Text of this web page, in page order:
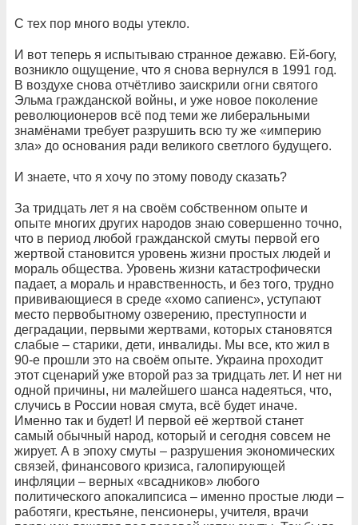
С тех пор много воды утекло.
И вот теперь я испытываю странное дежавю. Ей-богу,
возникло ощущение, что я снова вернулся в 1991 год.
В воздухе снова отчётливо заискрили огни святого
Эльма гражданской войны, и уже новое поколение
революционеров всё под теми же либеральными
знамёнами требует разрушить всю ту же «империю
зла» до основания ради великого светлого будущего.
И знаете, что я хочу по этому поводу сказать?
За тридцать лет я на своём собственном опыте и
опыте многих других народов знаю совершенно точно,
что в период любой гражданской смуты первой его
жертвой становится уровень жизни простых людей и
мораль общества. Уровень жизни катастрофически
падает, а мораль и нравственность, и без того, трудно
прививающиеся в среде «хомо сапиенс», уступают
место первобытному озверению, преступности и
деградации, первыми жертвами, которых становятся
слабые – старики, дети, инвалиды. Мы все, кто жил в
90-е прошли это на своём опыте. Украина проходит
этот сценарий уже второй раз за тридцать лет. И нет ни
одной причины, ни малейшего шанса надеяться, что,
случись в России новая смута, всё будет иначе.
Именно так и будет! И первой её жертвой станет
самый обычный народ, который и сегодня совсем не
жирует. А в эпоху смуты – разрушения экономических
связей, финансового кризиса, галопирующей
инфляции – верных «всадников» любого
политического апокалипсиса – именно простые люди –
работяги, крестьяне, пенсионеры, учителя, врачи